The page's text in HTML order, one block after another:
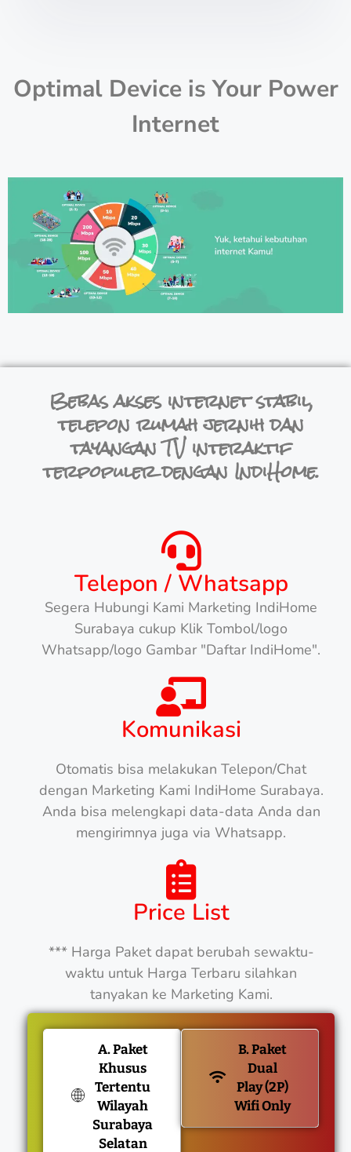
Optimal Device is Your Power
Internet
Bebas akses internet stabil,
telepon rumah jernih dan
tayangan TV interaktif
terpopuler dengan IndiHome.
Telepon / Whatsapp
Segera Hubungi Kami Marketing IndiHome
Surabaya cukup Klik Tombol/logo
Whatsapp/logo Gambar "Daftar IndiHome".
Komunikasi
Otomatis bisa melakukan Telepon/Chat
dengan Marketing Kami IndiHome Surabaya.
Anda bisa melengkapi data-data Anda dan
mengirimnya juga via Whatsapp.
Price List
*** Harga Paket dapat berubah sewaktu-
waktu untuk Harga Terbaru silahkan
tanyakan ke Marketing Kami.
A. Paket
Khusus
Tertentu
Wilayah
Surabaya
Selatan
B. Paket
Dual
Play (2P)
Wifi Only